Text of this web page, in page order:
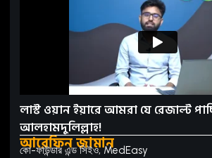
লাস্ট ওয়ান ইয়ারে আমরা যে রেজাল্ট
আলহামদুলিল্লাহ!
আরেফিন জামান
কো-ফাউন্ডার এন্ড সিইও, MedEasy